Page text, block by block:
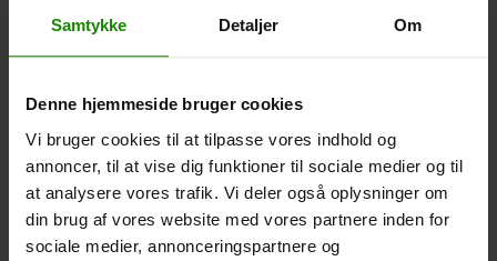
Samtykke Detaljer Om
Denne hjemmeside bruger cookies
Vi bruger cookies til at tilpasse vores indhold og
annoncer, til at vise dig funktioner til sociale medier og til
at analysere vores trafik. Vi deler også oplysninger om
din brug af vores website med vores partnere inden for
sociale medier, annonceringspartnere og
Zelt – Grand Canyon Topeka 4 (+ 750,00 )
Personenanzahl: 4 – Klicken Sie auf das Bild, um die
Zeltgröße zu sehen.
- +